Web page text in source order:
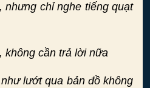
nhưng chỉ nghe tiếng quạt
không cần trả lời nữa
lướt qua bản đồ không